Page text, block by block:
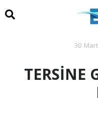
30
TERSİNE